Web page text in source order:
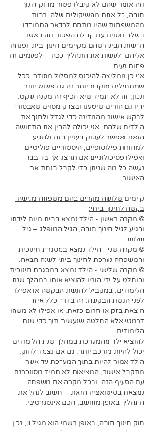
וזה אומר שהם לא קיבלו פטור מחוק חינוך
חובה, כל אחת מהשיקולים שלה. רבות
מהמשפחות שהיו מתחת לרדאר התמודדו
בשלב מסוים עם קבלת הפטור וזה כאשר
הרשות הבינה שהם מקיימים חינוך ביתי ופנתה
אליהם. לעשות את התהליך ככה – לפעמים זה
פחות נעים.
אני כן ממליצה להיכנס למסלול מסודר. ככל
שמתחילים מוקדם יותר זה גם פשוט יותר
ונכון, זה לא תמיד שיא הכיף זה מקנה שקט.
יהיו גם הורים שיטענו ובצדק מסוים שאבסורד
לבקש אישור מהמדינה כדי לגדל ולחנך את
הילדים שלהם. אני יכולה להבין את התחושה
הזאת ואפשר לעסוק בעניין הזה ולהגיע
למחוזות פילוסופיים, היסטוריים פוליטיים
ואפילו פסיכולוגיים אם תרצו. אך בד בבד
נעשה כל מה שניתן כדי לקבל בנחת את
האישור.
קיימים שלושה מקרים בהם משפחה מגישה
בקשה לחינוך ביתי:
© מקרה ראשון - הילד נמצא בבית מיום לידתו
והגיע לגיל חינוך חובה, הגיל המופלג – גיל
שלוש.
© מקרה שני - הילד נמצא במסגרת חינוכית
והמשפחה נערכת לחינוך ביתי לשנה הבאה.
© מקרה שלישי - הילד נמצא במסגרת חינוכית
והוחלט על ידי הוריו להוציא אותו במהלך שנת
הלימודים, במקביל להגשת הבקשה או אפילו
לפני הגשת הבקשה. זה בדרך כלל איזה
הוצאת בזק או חרום כזאת. או אפילו לא משהו
דרמטי אלא החלטה שנעשית תוך כדי שנת
הלימודים.
להוציא ילד מהמערכת במהלך שנת הלימודים
יכול להיות מורכב יותר. גם אם נצמד לחוק,
הילד אמור להיות בתוך המערכת עד אשר
מתקבל אישור, המציאות לא תמיד מסונכרנת
עם הסעיף הזה. ובכל מקרה אם משפחה
נמצאת בסיטואציה הזאת – חשוב לנהל את
התהליך באופן מחושב, חכם אינטגרטיבי.
חוק חינוך חובה, באופן רשמי הוא מגיל 3, נכון